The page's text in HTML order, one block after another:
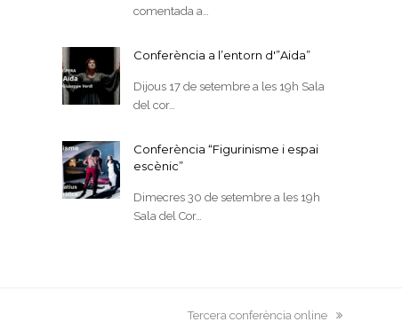
comentada a…
Conferència a l’entorn d'”Aida”
Dijous 17 de setembre a les 19h Sala
del cor…
Conferència “Figurinisme i espai
escènic”
Dimecres 30 de setembre a les 19h
Sala del Cor…
next
Tercera conferència online